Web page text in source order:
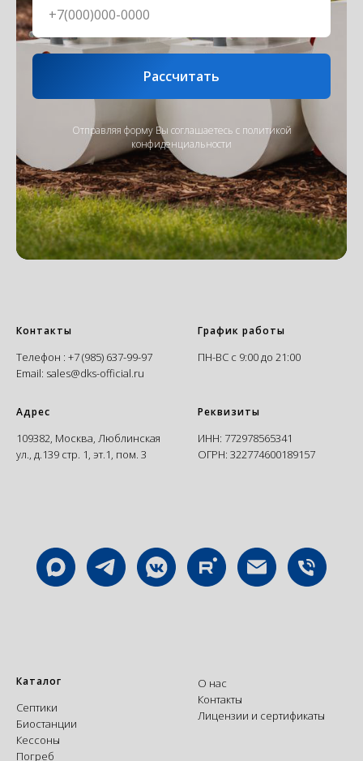
Рассчитать
Отправляя форму Вы соглашаетесь с политикой
конфиденциальности
Контакты
Телефон : +7 (985) 637-99-97
Email: sales@dks-official.ru
График работы
ПН-ВС с 9:00 до 21:00
Адрес
109382, Москва, Люблинская
ул., д.139 стр. 1, эт.1, пом. 3
Реквизиты
ИНН: 772978565341
ОГРН: 322774600189157
Каталог
Септики
Биостанции
Кессоны
Погреб
О нас
Контакты
Лицензии и сертификаты